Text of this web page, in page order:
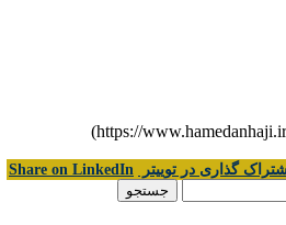
گذاری در توییتر Share on LinkedIn